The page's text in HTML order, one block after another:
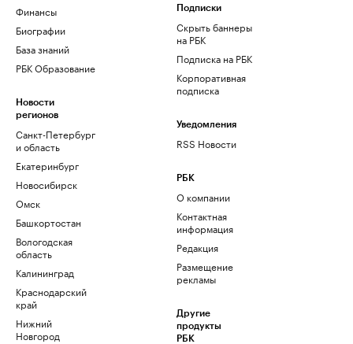
Финансы
Биографии
База знаний
РБК Образование
Новости
регионов
Санкт-Петербург
и область
Екатеринбург
Новосибирск
Омск
Башкортостан
Вологодская
область
Калининград
Краснодарский
край
Нижний
Новгород
Подписки
Скрыть баннеры
на РБК
Подписка на РБК
Корпоративная
подписка
Уведомления
RSS Новости
РБК
О компании
Контактная
информация
Редакция
Размещение
рекламы
Другие
продукты
РБК